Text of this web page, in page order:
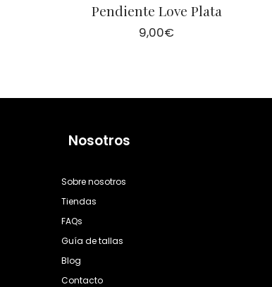
Pendiente Love Plata
9,00€
Nosotros
Sobre nosotros
Tiendas
FAQs
Guía de tallas
Blog
Contacto